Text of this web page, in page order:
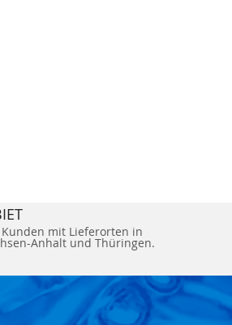
mit Lieferorten in
Anhalt und Thüringen.